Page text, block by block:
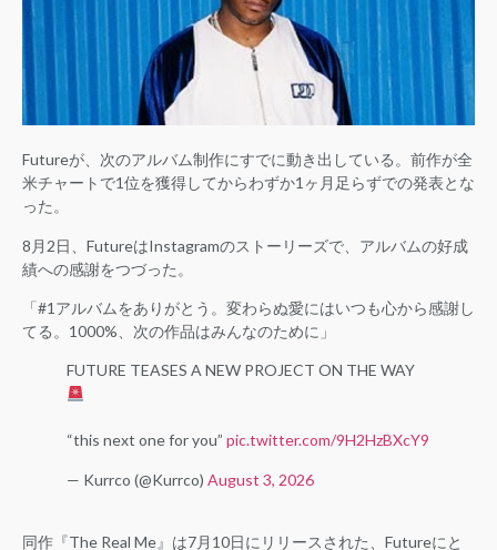
Futureが、次のアルバム制作にすでに動き出している。前作が全
米チャートで1位を獲得してからわずか1ヶ月足らずでの発表とな
った。
8月2日、FutureはInstagramのストーリーズで、アルバムの好成
績への感謝をつづった。
「#1アルバムをありがとう。変わらぬ愛にはいつも心から感謝し
てる。1000%、次の作品はみんなのために」
FUTURE TEASES A NEW PROJECT ON THE WAY
“this next one for you” pic.twitter.com/9H2HzBXcY9
— Kurrco (@Kurrco) August 3, 2026
同作『The Real Me』は7月10日にリリースされた、Futureにと